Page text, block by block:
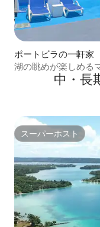
ポートビラの一軒家
湖の眺めが楽しめる
中・長
スーパーホスト
スーパーホスト